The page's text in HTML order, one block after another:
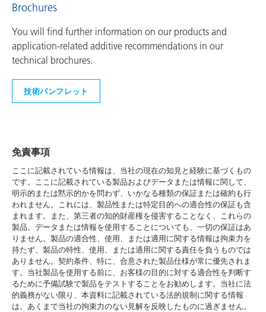
Brochures
You will find further information on our products and
application-related additive recommendations in our
technical brochures.
技術パンフレット
免責事項
ここに記載されている情報は、当社の現在の知見と経験に基づくもの
です。ここに記載されている製品およびデータまたは情報に関して、
明示的または黙示的かを問わず、いかなる種類の保証または確約も行
われません。これには、製品性または特定目的への適合性の保証も含
まれます。また、第三者の知的財産権を侵害することなく、これらの
製品、データまたは情報を使用することについても、一切の保証はあ
りません。製品の適合性、使用、または適用に関する情報は拘束力を
持たず、製品の特性、使用、または適用に関する責任を負うものでは
ありません。契約条件、特に、合意された製品仕様が常に優先されま
す。当社製品を使用する前に、お客様の目的に対する適合性を判断す
るために予備試験で製品をテストすることをお勧めします。当社に法
的義務がない限り、本資料に記載されている法的規制に関する情報
は、あくまで当社の拘束力のない見解を反映したものに過ぎません。